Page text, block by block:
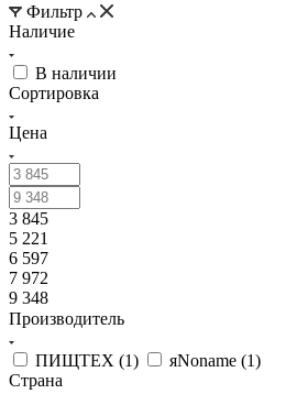
Фильтр
Наличие
В наличии
Сортировка
Цена
3 845
5 221
6 597
7 972
9 348
Производитель
ПИЩТЕХ (1) яNoname (1)
Страна